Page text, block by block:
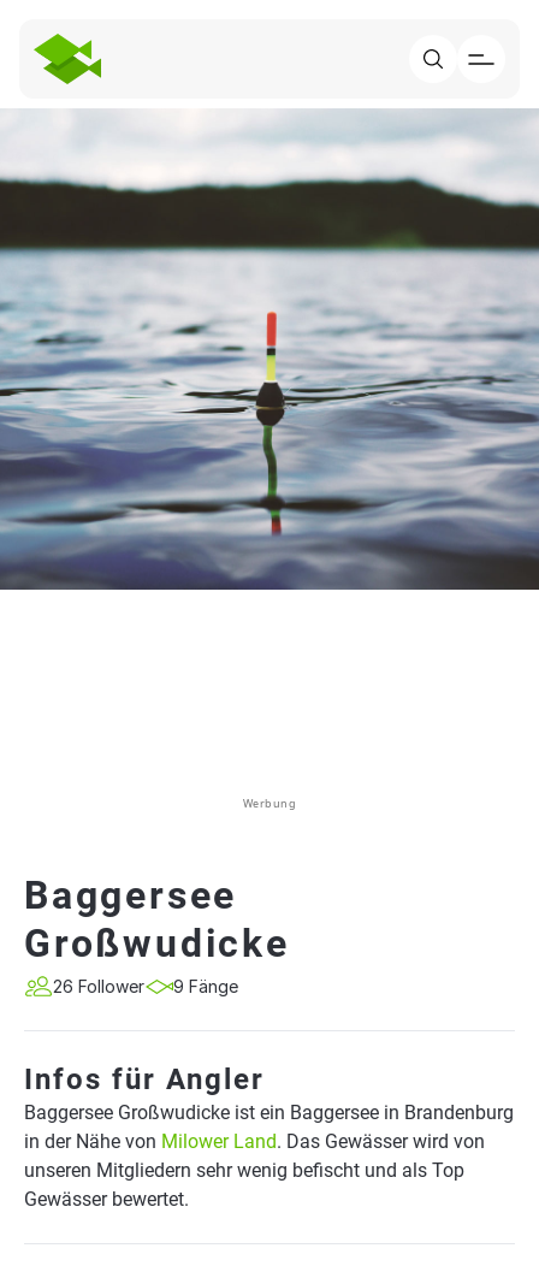
Werbung
Baggersee
Großwudicke
26 Follower 9 Fänge
Infos für Angler
Baggersee Großwudicke ist ein Baggersee in Brandenburg
in der Nähe von Milower Land. Das Gewässer wird von
unseren Mitgliedern sehr wenig befischt und als Top
Gewässer bewertet.